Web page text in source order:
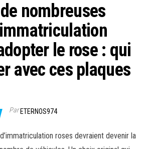
nombreuses
le rose : qui
avec ces plaques
ParETERNOS974
roses devraient devenir la